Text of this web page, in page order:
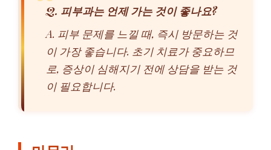
Q. 피부과는 언제 가는 것이 좋나요?
A. 피부 문제를 느낄 때, 즉시 방문하는 것
이 가장 좋습니다. 초기 치료가 중요하므
로, 증상이 심해지기 전에 상담을 받는 것
이 필요합니다.